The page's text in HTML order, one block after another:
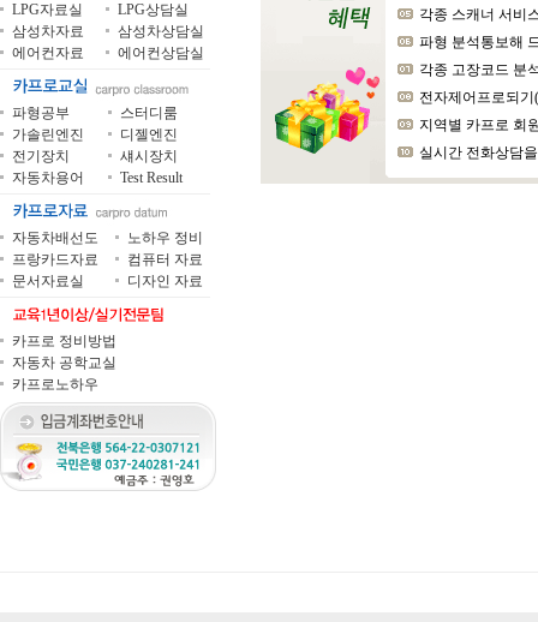
LPG자료실
LPG상담실
삼성차자료
삼성차상담실
에어컨자료
에어컨상담실
파형공부
스터디룸
가솔린엔진
디젤엔진
전기장치
섀시장치
자동차용어
Test Result
자동차배선도
노하우 정비
프랑카드자료
컴퓨터 자료
문서자료실
디자인 자료
카프로 정비방법
자동차 공학교실
카프로노하우
각종 스캐너 서비
파형 분석통보해
각종 고장코드 분
전자제어프로되
지역별 카프로 회
실시간 전화상담